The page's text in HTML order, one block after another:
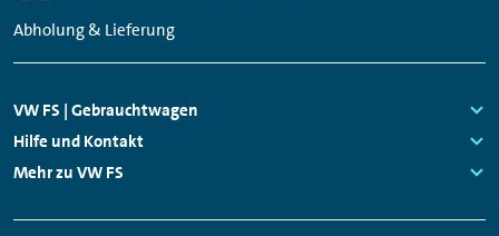
Abholung & Lieferung
Footer
Navigation
VW FS | Gebrauchtwagen
Links:
Hilfe und Kontakt
Links:
Mehr zu VW FS